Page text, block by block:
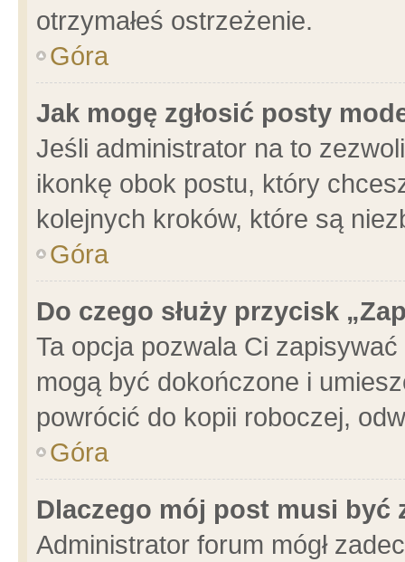
otrzymałeś ostrzeżenie.
Góra
Jak mogę zgłosić posty
Jeśli administrator na to
ikonkę obok postu, który
kolejnych kroków, które są
Góra
Do czego służy przycisk
Ta opcja pozwala Ci
mogą być dokończone i
powrócić do kopii roboczej,
Góra
Dlaczego mój post musi być
Administrator forum mógł